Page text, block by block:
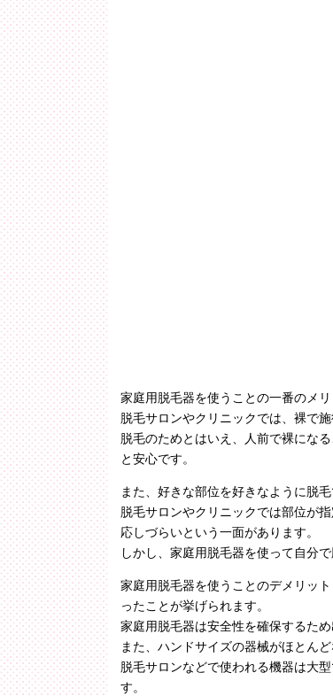
家庭用脱毛器を使うことの一番のメ
脱毛サロンやクリニックでは、裸で
脱毛のためとはいえ、人前で裸にな
と安心です。
また、好きな部位を好きなように脱
脱毛サロンやクリニックでは部位が
応しづらいという一面があります。
しかし、家庭用脱毛器を使って自分
家庭用脱毛器を使うことのデメリッ
ったことが挙げられます。
家庭用脱毛器は安全性を確保するた
また、ハンドサイズの器械がほとん
脱毛サロンなどで使われる機器は大
す。